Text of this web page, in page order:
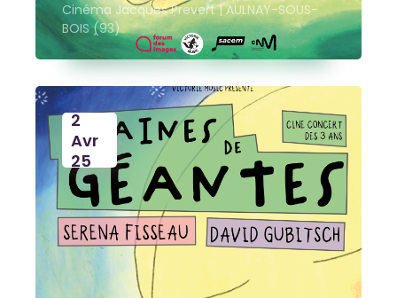
Cinéma Jacques Prevert | AULNAY-SOUS-
BOIS (93)
2
Avr
25